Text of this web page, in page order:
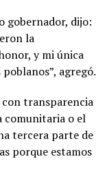
gobernador, dijo:
la
y mi única
agregó.
transparencia
comunitaria o el
tercera parte de
porque estamos